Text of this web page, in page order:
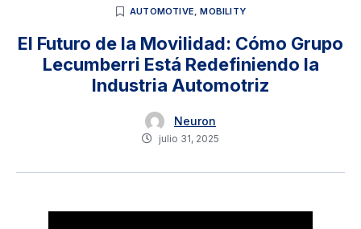
AUTOMOTIVE,MOBILITY
El Futuro de la Movilidad: Cómo Grupo
Lecumberri Está Redefiniendo la
Industria Automotriz
Neuron
julio 31, 2025